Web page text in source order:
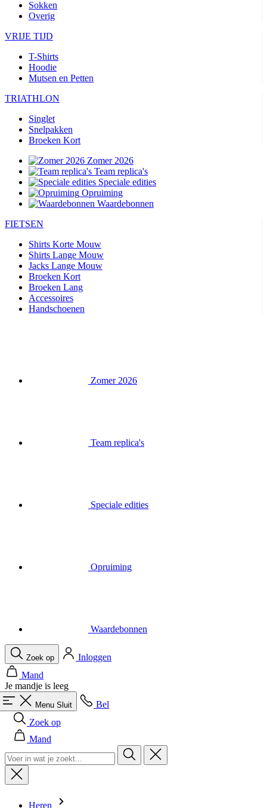
Sokken
Overig
VRIJE TIJD
T-Shirts
Hoodie
Mutsen en Petten
TRIATHLON
Singlet
Snelpakken
Broeken Kort
Zomer 2026
Team replica's
Speciale edities
Opruiming
Waardebonnen
FIETSEN
Shirts Korte Mouw
Shirts Lange Mouw
Jacks Lange Mouw
Broeken Kort
Broeken Lang
Accessoires
Handschoenen
Je mandje is leeg
Menu Sluit
Bel
Zoek op
Mand
Heren
Alles in categorie Heren